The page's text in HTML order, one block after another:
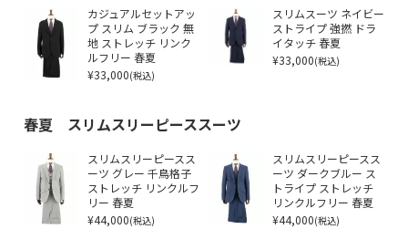
カジュアルセットアッ
プ スリム ブラック 無
地 ストレッチ リンク
ルフリー 春夏
¥33,000(税込)
スリムスーツ ネイビー
ストライプ 強撚 ドラ
イタッチ 春夏
¥33,000(税込)
春夏 スリムスリーピーススーツ
スリムスリーピースス
ーツ グレー 千鳥格子
ストレッチ リンクルフ
リー 春夏
¥44,000(税込)
スリムスリーピースス
ーツ ダークブルー ス
トライプ ストレッチ
リンクルフリー 春夏
¥44,000(税込)